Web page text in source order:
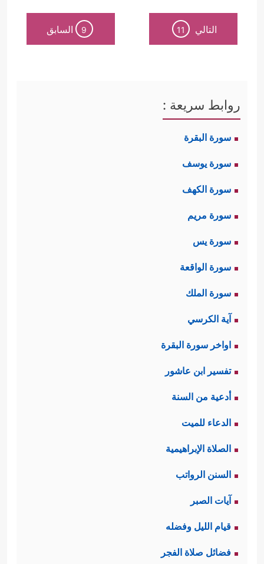
التالي 11
9 السابق
روابط سريعة :
سورة البقرة
سورة يوسف
سورة الكهف
سورة مريم
سورة يس
سورة الواقعة
سورة الملك
آية الكرسي
اواخر سورة البقرة
تفسير ابن عاشور
أدعية من السنة
الدعاء للميت
الصلاة الإبراهيمية
السنن الرواتب
آيات الصبر
قيام الليل وفضله
فضائل صلاة الفجر